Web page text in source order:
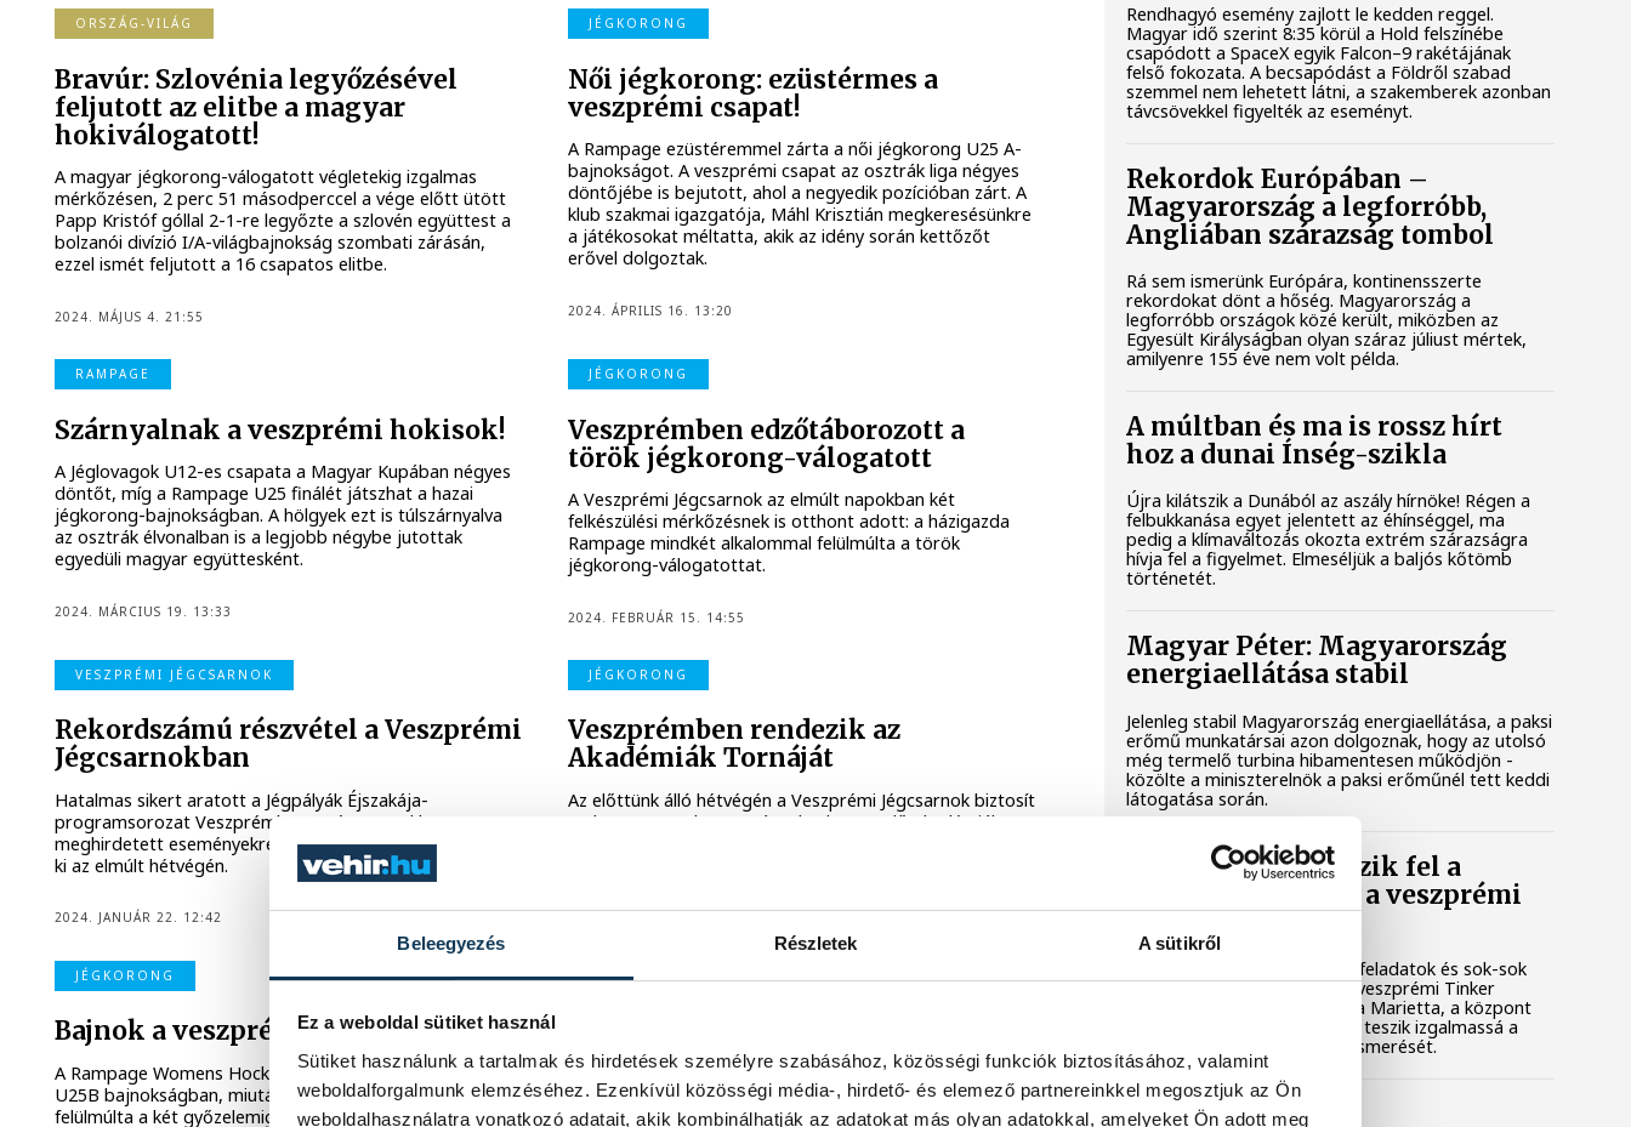
Beleegyezés Részletek A sütikről
Ez a weboldal sütiket használ
Sütiket használunk a tartalmak és hirdetések személyre szabásához, közösségi funkciók biztosításához, valamint
weboldalforgalmunk elemzéséhez. Ezenkívül közösségi média-, hirdető- és elemező partnereinkkel megosztjuk az Ön
weboldalhasználatra vonatkozó adatait, akik kombinálhatják az adatokat más olyan adatokkal, amelyeket Ön adott meg
ORSZÁG-VILÁG
Bravúr: Szlovénia legyőzésével
feljutott az elitbe a magyar
hokiválogatott!
A magyar jégkorong-válogatott végletekig izgalmas
mérkőzésen, 2 perc 51 másodperccel a vége előtt ütött
Papp Kristóf góllal 2-1-re legyőzte a szlovén együttest a
bolzanói divízió I/A-világbajnokság szombati zárásán,
ezzel ismét feljutott a 16 csapatos elitbe.
2024. MÁJUS 4. 21:55
JÉGKORONG
Női jégkorong: ezüstérmes a
veszprémi csapat!
A Rampage ezüstéremmel zárta a női jégkorong U25 A-
bajnokságot. A veszprémi csapat az osztrák liga négyes
döntőjébe is bejutott, ahol a negyedik pozícióban zárt. A
klub szakmai igazgatója, Máhl Krisztián megkeresésünkre
a játékosokat méltatta, akik az idény során kettőzőt
erővel dolgoztak.
2024. ÁPRILIS 16. 13:20
RAMPAGE
Szárnyalnak a veszprémi hokisok!
A Jéglovagok U12-es csapata a Magyar Kupában négyes
döntőt, míg a Rampage U25 finálét játszhat a hazai
jégkorong-bajnokságban. A hölgyek ezt is túlszárnyalva
az osztrák élvonalban is a legjobb négybe jutottak
egyedüli magyar együttesként.
2024. MÁRCIUS 19. 13:33
JÉGKORONG
Veszprémben edzőtáborozott a
török jégkorong-válogatott
A Veszprémi Jégcsarnok az elmúlt napokban két
felkészülési mérkőzésnek is otthont adott: a házigazda
Rampage mindkét alkalommal felülmúlta a török
jégkorong-válogatottat.
2024. FEBRUÁR 15. 14:55
VESZPRÉMI JÉGCSARNOK
Rekordszámú részvétel a Veszprémi
Jégcsarnokban
Hatalmas sikert aratott a Jégpályák Éjszakája-
programsorozat Veszprémben: a Jégcsarnokban
meghirdetett eseményekre több mint félezren látogattak
ki az elmúlt hétvégén.
2024. JANUÁR 22. 12:42
JÉGKORONG
Veszprémben rendezik az
Akadémiák Tornáját
Az előttünk álló hétvégén a Veszprémi Jégcsarnok biztosít
otthont a nagy hagyományoknak örvendő Akadémiák
JÉGKORONG
Bajnok a veszprémi női hokicsapat!
A Rampage Womens Hockey bajnoki címet szerzett a női
U25B bajnokságban, miután a Ferencváros gárdáját
felülmúlta a két győzelemig tartó párharc során.
VESZPRÉMI JÉGLOVAGOK
Veszprémi Jéglovagok!
A Veszprémi Jéglovagok U12-es csapata ezüstérmet
Rendhagyó esemény zajlott le kedden reggel.
Magyar idő szerint 8:35 körül a Hold felszínébe
csapódott a SpaceX egyik Falcon–9 rakétájának
felső fokozata. A becsapódást a Földről szabad
szemmel nem lehetett látni, a szakemberek azonban
távcsövekkel figyelték az eseményt.
Rekordok Európában –
Magyarország a legforróbb,
Angliában szárazság tombol
Rá sem ismerünk Európára, kontinensszerte
rekordokat dönt a hőség. Magyarország a
legforróbb országok közé került, miközben az
Egyesült Királyságban olyan száraz júliust mértek,
amilyenre 155 éve nem volt példa.
A múltban és ma is rossz hírt
hoz a dunai Ínség-szikla
Újra kilátszik a Dunából az aszály hírnöke! Régen a
felbukkanása egyet jelentett az éhínséggel, ma
pedig a klímaváltozás okozta extrém szárazságra
hívja fel a figyelmet. Elmeséljük a baljós kőtömb
történetét.
Magyar Péter: Magyarország
energiaellátása stabil
Jelenleg stabil Magyarország energiaellátása, a paksi
erőmű munkatársai azon dolgoznak, hogy az utolsó
még termelő turbina hibamentesen működjön -
közölte a miniszterelnök a paksi erőműnél tett keddi
látogatása során.
Játék közben fedezik fel a
tudomány világát a veszprémi
Látványos kísérletek, kreatív feladatok és sok-sok
élmény várja a gyerekeket a veszprémi Tinker
Labsben. Videónkban Balassa Marietta, a központ
vezetője mutatja be, hogyan teszik izgalmassá a
természettudományok megismerését.
Augusztus 12-én